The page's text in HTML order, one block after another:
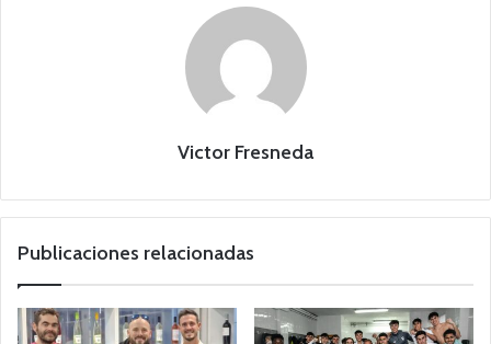
Victor Fresneda
Publicaciones relacionadas